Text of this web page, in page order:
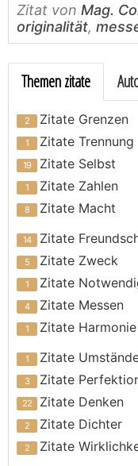
Zitat von Mag.
originalität,
Themen zitate
Zitate Grenzen
Zitate Trennung
Zitate Selbst
Zitate Zahlen
Zitate Macht
Zitate
Zitate Zweck
Zitate
Zitate Messen
Zitate Harmonie
Zitate
Zitate
Zitate Denken
Zitate Dichter
Zitate